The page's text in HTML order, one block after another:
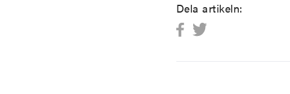
Dela artikeln: